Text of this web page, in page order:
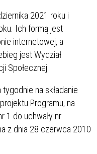
2021 roku i
Ich formą jest
internetowej, a
jest Wydział
Społecznej.
na składanie
Programu, na
1 do uchwały nr
z dnia 28 czerwca 2010